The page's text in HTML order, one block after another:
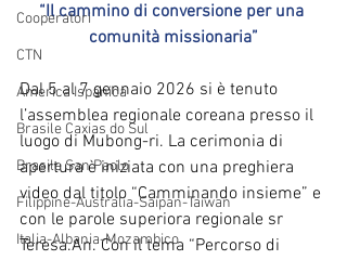
Cooperatori
CTN
America Ispanica
Brasile Caxias do Sul
Brasile San Paolo
Filippine-Australia-Saipan-Taiwan
Italia-Albania-Mozambico
“Il cammino di conversione per una
comunità missionaria”
Dal 5 al 7 gennaio 2026 si è tenuto
l’assemblea regionale coreana presso il
luogo di Mubong-ri. La cerimonia di
apertura è iniziata con una preghiera
video dal titolo “Camminando insieme” e
con le parole superiora regionale sr
Teresa.An. Con il tema “Percorso di